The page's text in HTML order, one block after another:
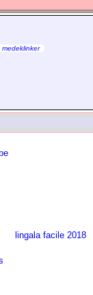
medeklinker
lingala facile 2018